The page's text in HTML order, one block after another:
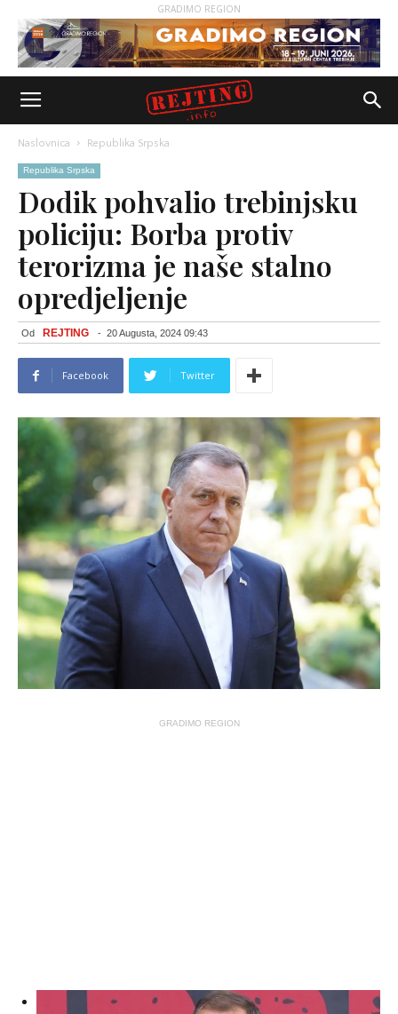
GRADIMO REGION
Naslovnica Republika Srpska
Republika Srpska
Dodik pohvalio trebinjsku
policiju: Borba protiv
terorizma je naše stalno
opredjeljenje
Od REJTING - 20 Augusta, 2024 09:43
Facebook Twitter
GRADIMO REGION